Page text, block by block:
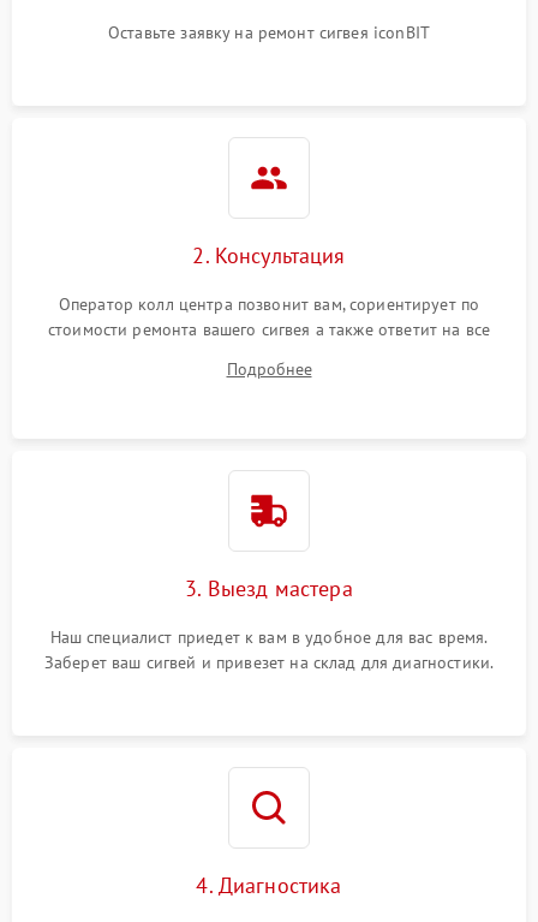
Оставьте заявку на ремонт сигвея iconBIT
2. Консультация
Оператор колл центра позвонит вам, сориентирует по
стоимости ремонта вашего сигвея а также ответит на все
Подробнее
3. Выезд мастера
Наш специалист приедет к вам в удобное для вас время.
Заберет ваш сигвей и привезет на склад для диагностики.
4. Диагностика